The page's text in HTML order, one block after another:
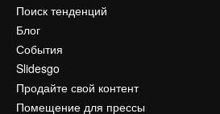
Поиск тенденций
Блог
События
Slidesgo
Продайте свой контент
Помещение для прессы